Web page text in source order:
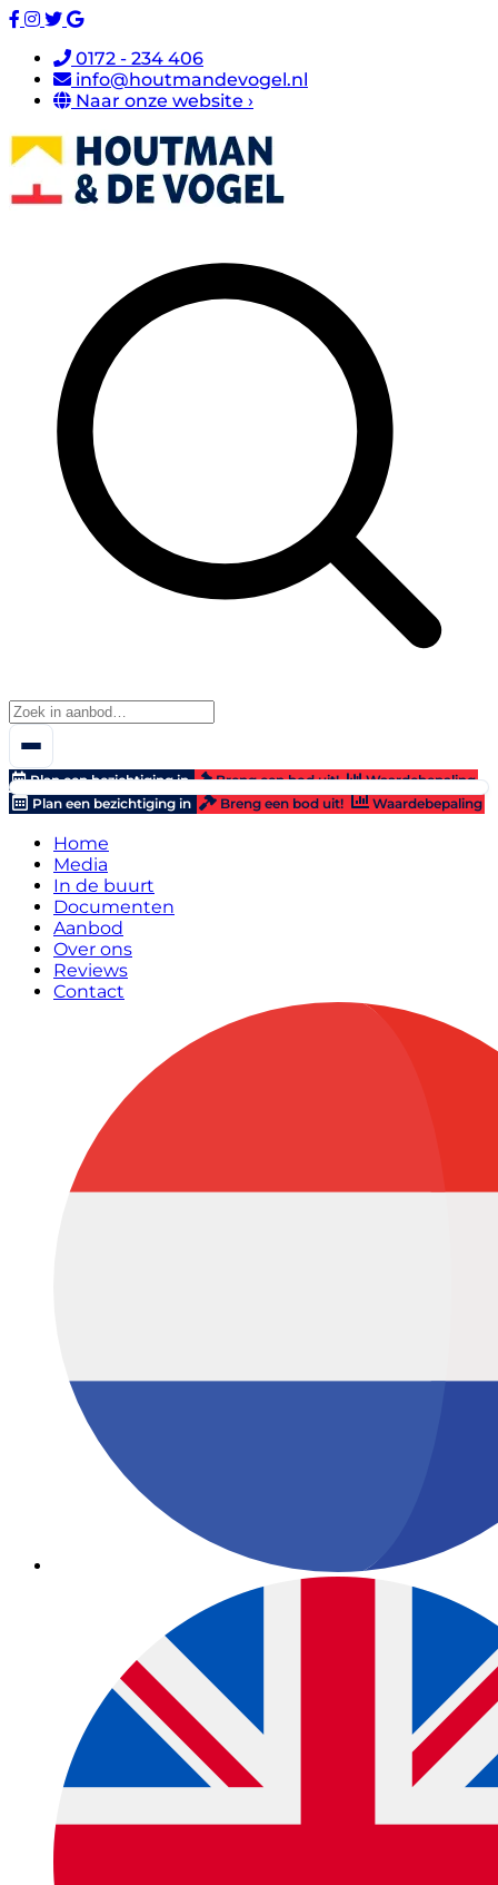
0172 - 234 406
info@houtmandevogel.nl
Naar onze website ›
Plan een bezichtiging in Breng een bod uit!
Waardebepaling
Plan een bezichtiging in
Breng een bod uit! Waardebepaling
Home
Media
In de buurt
Documenten
Aanbod
Over ons
Reviews
Contact